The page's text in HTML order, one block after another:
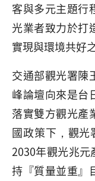
客與多元主題行
光業者致力於打
實現與環境共好
交通部觀光署陳
峰論壇向來是台
落實雙方觀光產
國政策下，觀光
2030年觀光兆
持『質量並重』